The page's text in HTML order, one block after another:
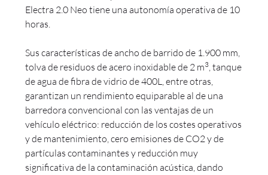
Electra 2.0 Neo tiene una autonomía operativa de 10
horas.
Sus características de ancho de barrido de 1.900 mm,
tolva de residuos de acero inoxidable de 2 m3, tanque
de agua de fibra de vidrio de 400L, entre otras,
garantizan un rendimiento equiparable al de una
barredora convencional con las ventajas de un
vehículo eléctrico: reducción de los costes operativos
y de mantenimiento, cero emisiones de CO2 y de
partículas contaminantes y reducción muy
significativa de la contaminación acústica, dando